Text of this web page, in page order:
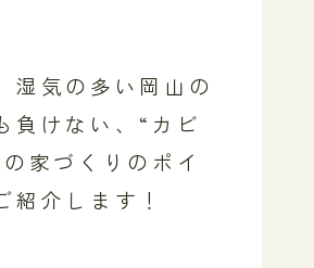
湿気の多い岡山の
負けない、“カビ
家づくりのポイ
紹介します！